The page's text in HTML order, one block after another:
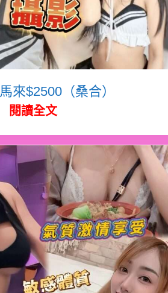
馬來$2500（桑合）
閱讀全文